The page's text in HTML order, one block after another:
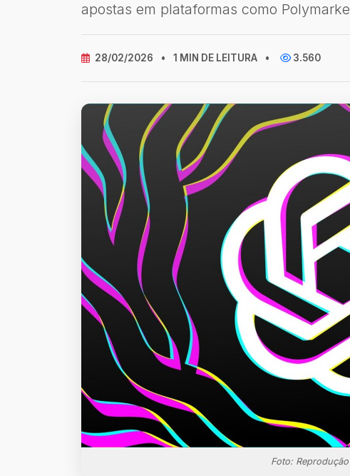
apostas em plataformas como
28/02/2026 • 1 MIN DE LEITURA • 3.560
Foto: